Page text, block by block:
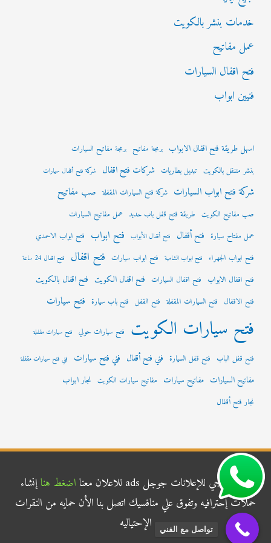
خدمات بنشر بالكويت
عمل مفاتيح
فتح اقفال السيارات
فنيين ابواب
اسهل طريقة فتح اقفال الابواب برمجة مفاتيح برمجة مفاتيح السيارات
بنشر متنقل بالكويت تبديل بطاريات شركات فتح اقفال شركة فتح أقفال سيارات
شركة فتح ابواب السيارات شركة فتح السيارات المقفلة صب مفاتيح
صب مفاتيح الكويت طريقة فتح قفل باب حديد عمل مفاتيح السيارات
عمل مفتاح سيارة فتح أقفال فتح أقفال الأبواب فتح ابواب فتح ابواب الاحمدي
فتح ابواب الجهراء فتح ابواب الشامية فتح ابواب سيارات فتح اقفال فتح اقفال 24 ساعة
فتح اقفال الابواب فتح اقفال السيارات فتح اقفال الكويت فتح اقفال بالكويت
فتح الاقفال فتح السيارات المقفلة فتح القفل فتح باب سيارة فتح سيارات
فتح سيارات الكويت فتح سيارات حولي فتح سيارات مقفلة
فتح قفل الباب فتح قفل السيارة فني فتح أقفال فني فتح سيارات فني فتح سيارات مقفلة
مفاتيح السيارات مفاتيح سيارات مفاتيح سيارات الكويت نجار ابواب
نجار فتح أقفال
شركة الناجي للإعلانات جوجل ads للاعلان معنا اضغط هناإنشاء
حملات إحترافيه وتفوق علي منافسيك اتصل بنا الأن حمايه من النقرات
الإحتياليه
تواصل مع الفني